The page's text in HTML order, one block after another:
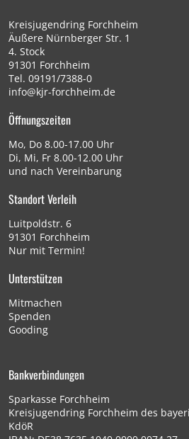
Kreisjugendring Forchheim
Äußere Nürnberger Str. 1
4. Stock
91301 Forchheim
Tel. 09191/7388-0
info@kjr-forchheim.de
Öffnungszeiten
Mo, Do 8.00-17.00 Uhr
Di, Mi, Fr 8.00-12.00 Uhr
und nach Vereinbarung
Standort Verleih
Luitpoldstr. 6
91301 Forchheim
Nur mit Termin!
Unterstützen
Mitmachen
Spenden
Gooding
Bankverbindungen
Sparkasse Forchheim
Kreisjugendring Forchheim des
KdöR